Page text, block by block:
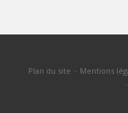
Plan du site
Mentions